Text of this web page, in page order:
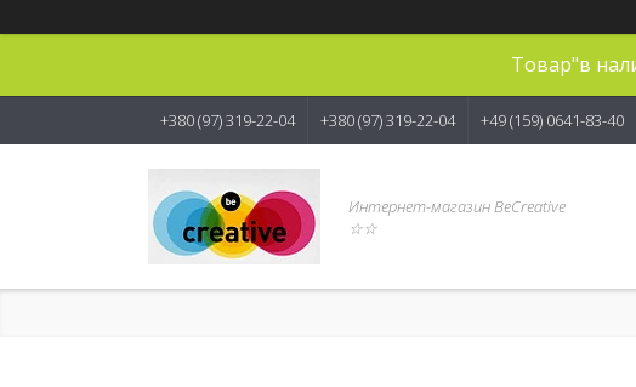
Товар"в
+380 (97) 319-22-04 +380 (97) 319-22-04 +49 (159) 0641-83-40
Интернет-магазин BeCreative
☆☆